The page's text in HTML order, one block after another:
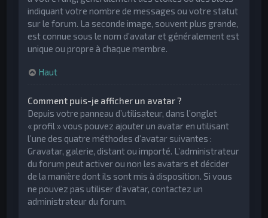
indiquant votre nombre de messages ou votre statut
sur le forum. La seconde image, souvent plus grande,
est connue sous le nom d’avatar et généralement est
unique ou propre à chaque membre.
Haut
Comment puis-je afficher un avatar ?
Depuis votre panneau d’utilisateur, dans l’onglet
« profil » vous pouvez ajouter un avatar en utilisant
l’une des quatre méthodes d’avatar suivantes :
Gravatar, galerie, distant ou importé. L’administrateur
du forum peut activer ou non les avatars et décider
de la manière dont ils sont mis à disposition. Si vous
ne pouvez pas utiliser d’avatar, contactez un
administrateur du forum.